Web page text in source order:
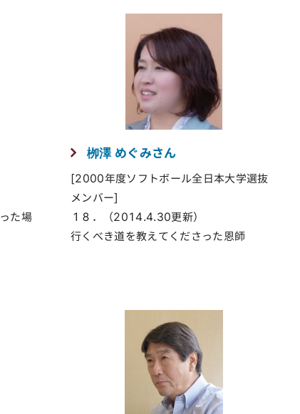
た場
栁澤 めぐみさん
[2000年度ソフトボール全日本大学選抜
メンバー]
１８．（2014.4.30更新）
行くべき道を教えてくださった恩師